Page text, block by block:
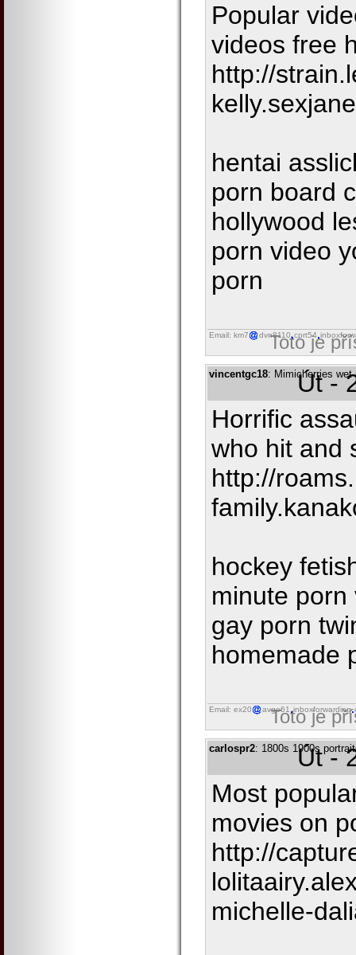
Popular
videos free
http://
hentai
porn board
hollywood
porn video
porn
Email: km7 dvn8110 cprt54
Toto je
vincentgc18: Mimicherries
Út -
Horrific
who hit and
http://
hockey
minute
gay porn
homemade
Email: ex20 avgo61 inboxforwarding
Toto je
carlospr2: 1800s 1900s
Út -
Most
movies on
http://
michelle-